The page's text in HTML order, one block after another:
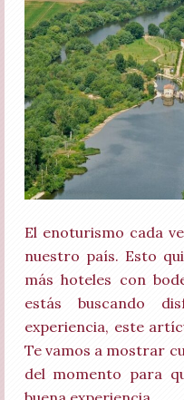
El enoturismo cada
nuestro país. Esto
más hoteles con
estás buscando
experiencia, este
Te vamos a mostrar
del momento para